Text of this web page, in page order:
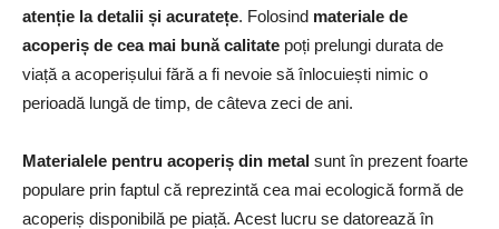
atenție la detalii și acuratețe. Folosind materiale de
acoperiș de cea mai bună calitate poți prelungi durata de
viață a acoperișului fără a fi nevoie să înlocuiești nimic o
perioadă lungă de timp, de câteva zeci de ani.
Materialele pentru acoperiș din metal sunt în prezent foarte
populare prin faptul că reprezintă cea mai ecologică formă de
acoperiș disponibilă pe piață. Acest lucru se datorează în